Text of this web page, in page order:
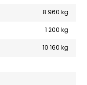
8 960 kg
1 200 kg
10 160 kg